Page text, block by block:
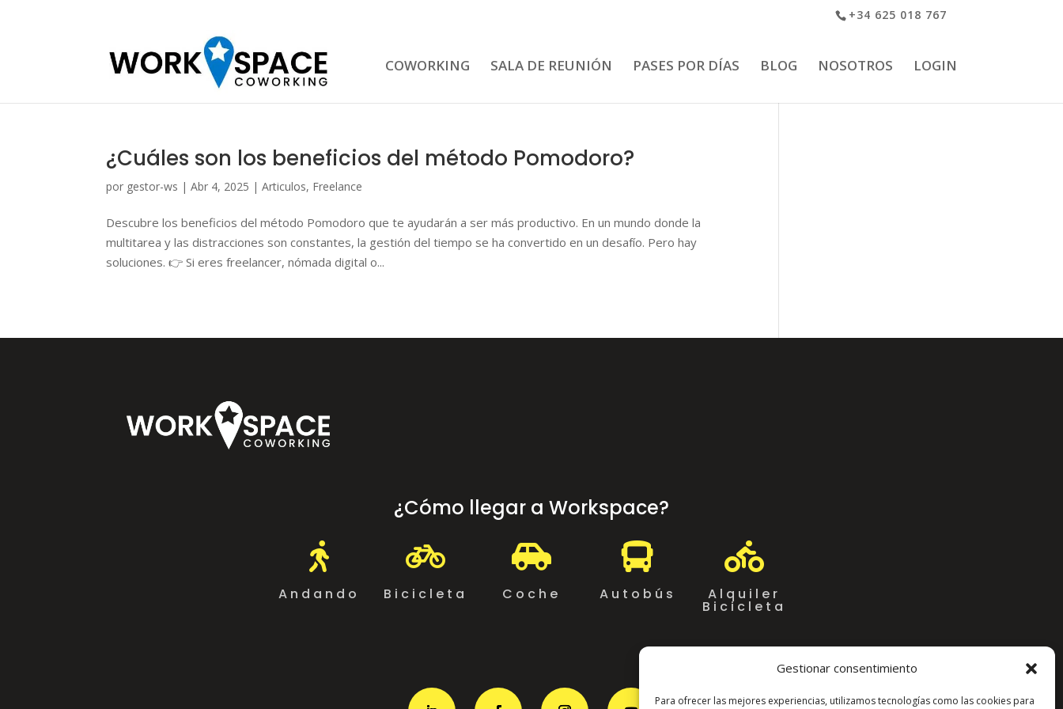
Gestionar consentimiento
Para ofrecer las mejores experiencias, utilizamos tecnologías como las cookies para
+34 625 018 767
COWORKING SALA DE REUNIÓN PASES POR DÍAS BLOG NOSOTROS LOGIN
¿Cuáles son los beneficios del método Pomodoro?
por gestor-ws |Abr 4, 2025 |Articulos, Freelance
Descubre los beneficios del método Pomodoro que te ayudarán a ser más productivo. En un mundo donde la
multitarea y las distracciones son constantes, la gestión del tiempo se ha convertido en un desafío. Pero hay
soluciones. 👉 Si eres freelancer, nómada digital o...
¿Cómo llegar a Workspace?

Andando

Bicicleta

Coche

Autobús

Alquiler
Bicicleta